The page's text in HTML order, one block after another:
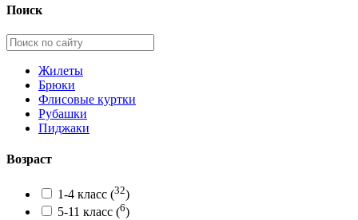
Поиск
Жилеты
Брюки
Флисовые куртки
Рубашки
Пиджаки
Возраст
1-4 класс (32)
5-11 класс (6)